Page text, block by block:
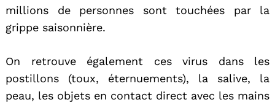
millions de personnes sont touchées par la
grippe saisonnière.
On retrouve également ces virus dans les
postillons (toux, éternuements), la salive, la
peau, les objets en contact direct avec les mains